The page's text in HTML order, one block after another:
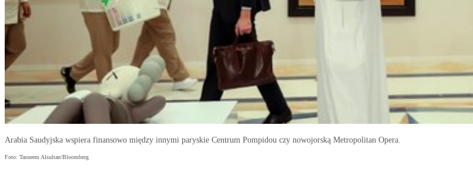
Arabia Saudyjska wspiera finansowo między innymi paryskie Centrum Pompidou czy nowojorską Metropolitan Opera.
Foto: Tasneem Alsultan/Bloomberg